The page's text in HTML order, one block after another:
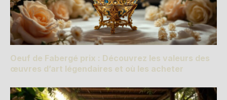
Oeuf de Fabergé prix : Découvrez les valeurs des
œuvres d’art légendaires et où les acheter